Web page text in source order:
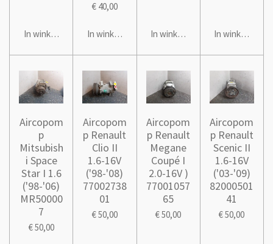
In winkelwagen
€ 40,00
In winkelwagen In winkelwagen In winkelwagen
Aircopom
p
Mitsubish
i Space
Star I 1.6
('98-'06)
MR50000
7
€ 50,00
Aircopom
p Renault
Clio II
1.6-16V
('98-'08)
77002738
01
€ 50,00
Aircopom
p Renault
Megane
Coupé I
2.0-16V )
77001057
65
€ 50,00
Aircopom
p Renault
Scenic II
1.6-16V
('03-'09)
82000501
41
€ 50,00